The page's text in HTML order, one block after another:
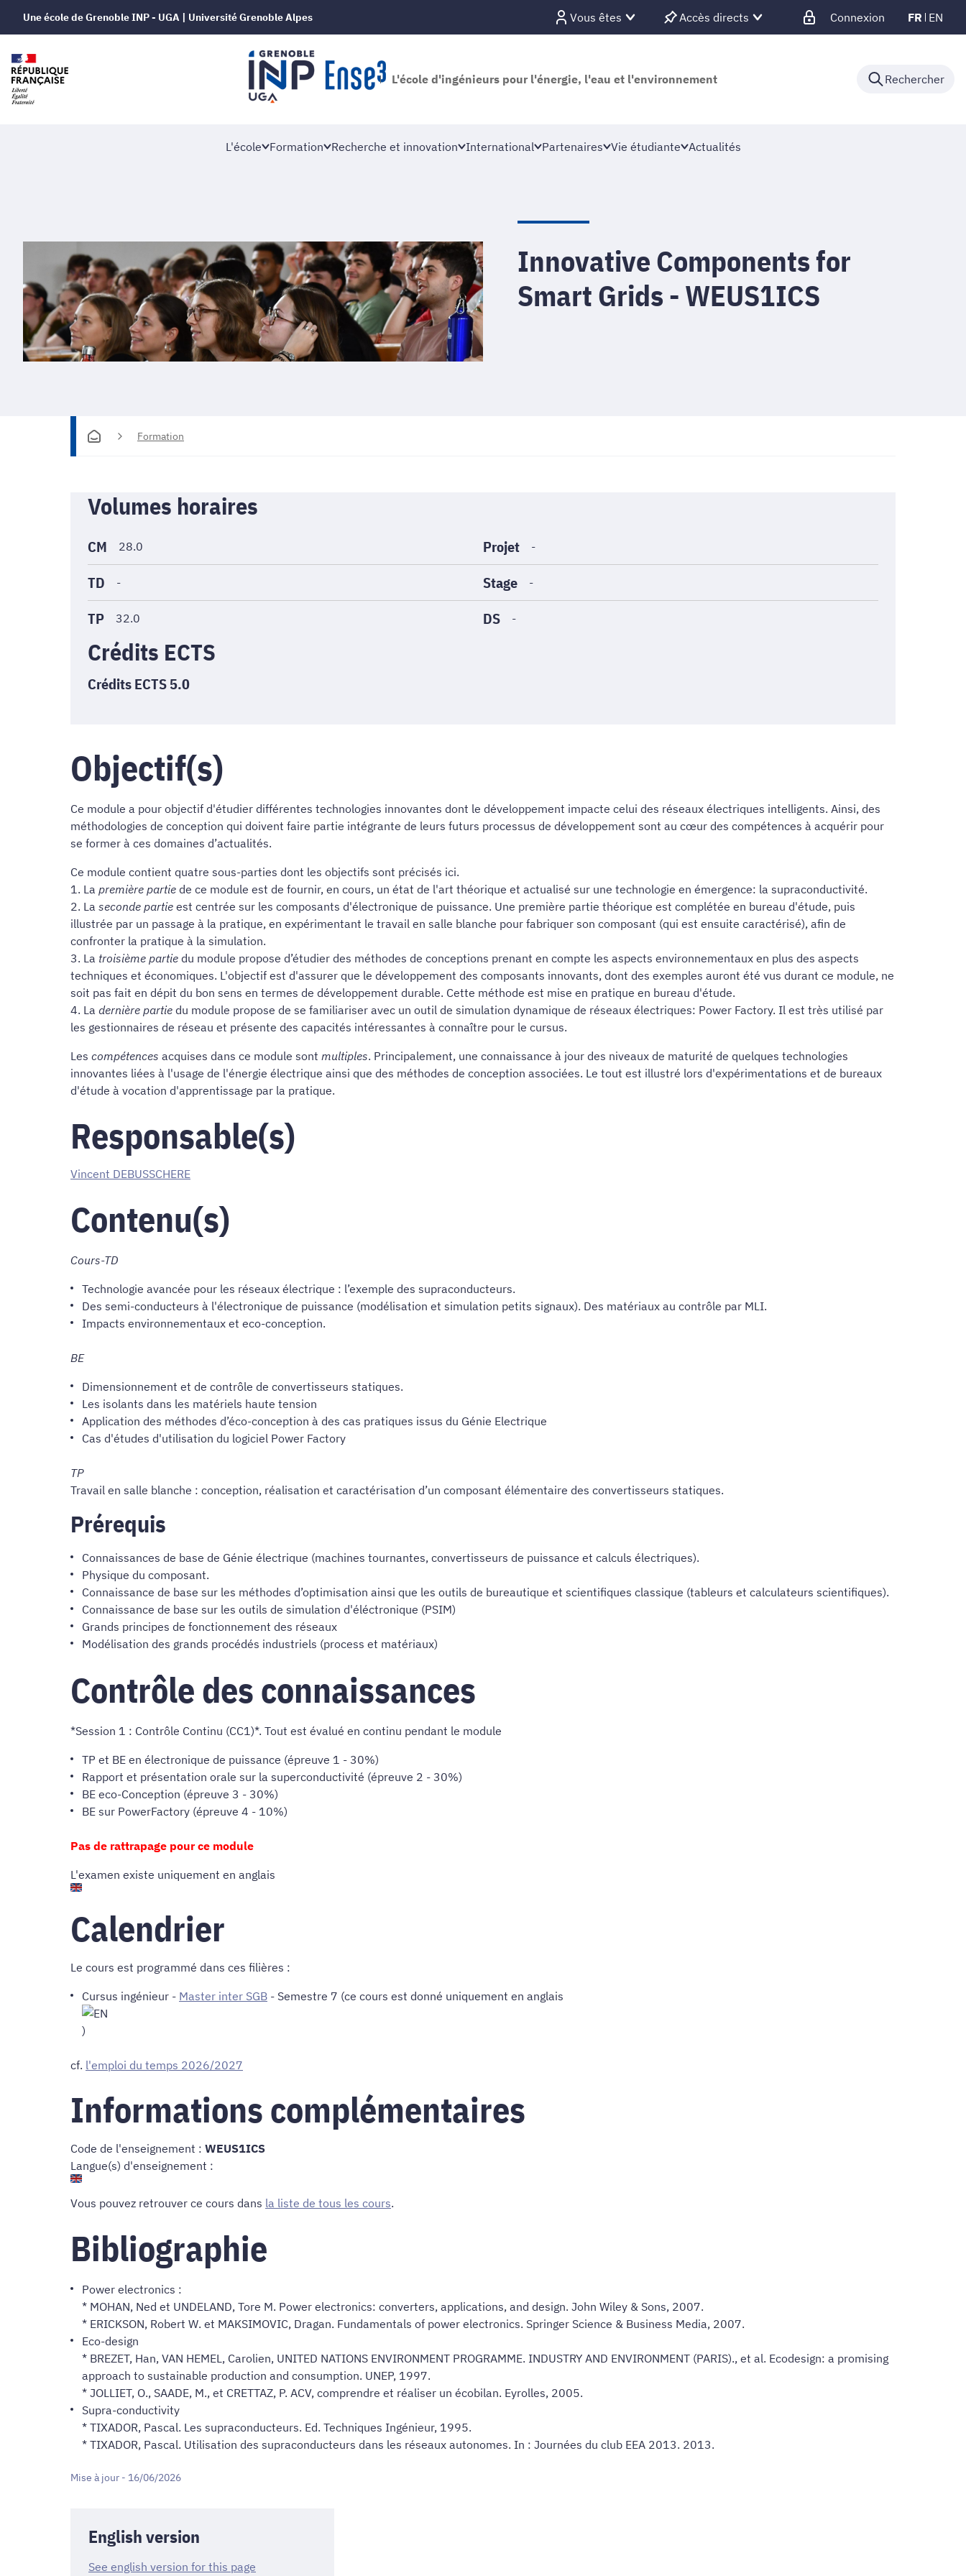
Une école de Grenoble INP - UGA | Université Grenoble Alpes Vous êtes Accès directs Connexion FR EN
L'école d'ingénieurs pour l'énergie, l'eau et l'environnement Rechercher
L'école Formation Recherche et innovation International Partenaires Vie étudiante Actualités
Innovative Components for
Smart Grids - WEUS1ICS
Formation
Informations
générales
Volumes horaires
CM 28.0 Projet -
TD - Stage -
TP 32.0 DS -
Crédits ECTS
Crédits ECTS 5.0
Objectif(s)
Ce module a pour objectif d'étudier différentes technologies innovantes dont le développement impacte celui des réseaux électriques intelligents. Ainsi, des
méthodologies de conception qui doivent faire partie intégrante de leurs futurs processus de développement sont au cœur des compétences à acquérir pour
se former à ces domaines d’actualités.
Ce module contient quatre sous-parties dont les objectifs sont précisés ici.
1. La première partie de ce module est de fournir, en cours, un état de l'art théorique et actualisé sur une technologie en émergence: la supraconductivité.
2. La seconde partie est centrée sur les composants d'électronique de puissance. Une première partie théorique est complétée en bureau d'étude, puis
illustrée par un passage à la pratique, en expérimentant le travail en salle blanche pour fabriquer son composant (qui est ensuite caractérisé), afin de
confronter la pratique à la simulation.
3. La troisième partie du module propose d’étudier des méthodes de conceptions prenant en compte les aspects environnementaux en plus des aspects
techniques et économiques. L'objectif est d'assurer que le développement des composants innovants, dont des exemples auront été vus durant ce module, ne
soit pas fait en dépit du bon sens en termes de développement durable. Cette méthode est mise en pratique en bureau d'étude.
4. La dernière partie du module propose de se familiariser avec un outil de simulation dynamique de réseaux électriques: Power Factory. Il est très utilisé par
les gestionnaires de réseau et présente des capacités intéressantes à connaître pour le cursus.
Les compétences acquises dans ce module sont multiples. Principalement, une connaissance à jour des niveaux de maturité de quelques technologies
innovantes liées à l'usage de l'énergie électrique ainsi que des méthodes de conception associées. Le tout est illustré lors d'expérimentations et de bureaux
d'étude à vocation d'apprentissage par la pratique.
Responsable(s)
Vincent DEBUSSCHERE
Contenu(s)
Cours-TD
Technologie avancée pour les réseaux électrique : l’exemple des supraconducteurs.
Des semi-conducteurs à l'électronique de puissance (modélisation et simulation petits signaux). Des matériaux au contrôle par MLI.
Impacts environnementaux et eco-conception.
BE
Dimensionnement et de contrôle de convertisseurs statiques.
Les isolants dans les matériels haute tension
Application des méthodes d’éco-conception à des cas pratiques issus du Génie Electrique
Cas d'études d'utilisation du logiciel Power Factory
TP
Travail en salle blanche : conception, réalisation et caractérisation d’un composant élémentaire des convertisseurs statiques.
Prérequis
Connaissances de base de Génie électrique (machines tournantes, convertisseurs de puissance et calculs électriques).
Physique du composant.
Connaissance de base sur les méthodes d’optimisation ainsi que les outils de bureautique et scientifiques classique (tableurs et calculateurs scientifiques).
Connaissance de base sur les outils de simulation d'éléctronique (PSIM)
Grands principes de fonctionnement des réseaux
Modélisation des grands procédés industriels (process et matériaux)
Contrôle des connaissances
*Session 1 : Contrôle Continu (CC1)*. Tout est évalué en continu pendant le module
TP et BE en électronique de puissance (épreuve 1 - 30%)
Rapport et présentation orale sur la superconductivité (épreuve 2 - 30%)
BE eco-Conception (épreuve 3 - 30%)
BE sur PowerFactory (épreuve 4 - 10%)
Pas de rattrapage pour ce module
L'examen existe uniquement en anglais
Calendrier
Le cours est programmé dans ces filières :
Cursus ingénieur - Master inter SGB - Semestre 7 (ce cours est donné uniquement en anglais
)
cf. l'emploi du temps 2026/2027
Informations complémentaires
Code de l'enseignement : WEUS1ICS
Langue(s) d'enseignement :
Vous pouvez retrouver ce cours dans la liste de tous les cours.
Bibliographie
Power electronics :
* MOHAN, Ned et UNDELAND, Tore M. Power electronics: converters, applications, and design. John Wiley & Sons, 2007.
* ERICKSON, Robert W. et MAKSIMOVIC, Dragan. Fundamentals of power electronics. Springer Science & Business Media, 2007.
Eco-design
* BREZET, Han, VAN HEMEL, Carolien, UNITED NATIONS ENVIRONMENT PROGRAMME. INDUSTRY AND ENVIRONMENT (PARIS)., et al. Ecodesign: a promising
approach to sustainable production and consumption. UNEP, 1997.
* JOLLIET, O., SAADE, M., et CRETTAZ, P. ACV, comprendre et réaliser un écobilan. Eyrolles, 2005.
Supra-conductivity
* TIXADOR, Pascal. Les supraconducteurs. Ed. Techniques Ingénieur, 1995.
* TIXADOR, Pascal. Utilisation des supraconducteurs dans les réseaux autonomes. In : Journées du club EEA 2013. 2013.
Mise à jour - 16/06/2026
English version
See english version for this page